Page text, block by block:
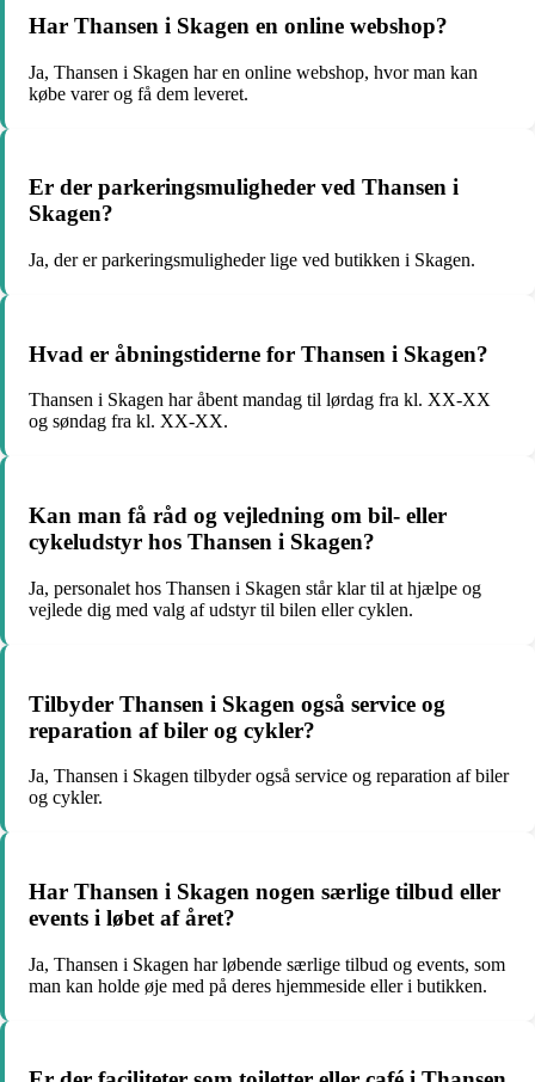
Har Thansen i Skagen en online webshop?
Ja, Thansen i Skagen har en online webshop, hvor man kan
købe varer og få dem leveret.
Er der parkeringsmuligheder ved Thansen i
Skagen?
Ja, der er parkeringsmuligheder lige ved butikken i Skagen.
Hvad er åbningstiderne for Thansen i Skagen?
Thansen i Skagen har åbent mandag til lørdag fra kl. XX-XX
og søndag fra kl. XX-XX.
Kan man få råd og vejledning om bil- eller
cykeludstyr hos Thansen i Skagen?
Ja, personalet hos Thansen i Skagen står klar til at hjælpe og
vejlede dig med valg af udstyr til bilen eller cyklen.
Tilbyder Thansen i Skagen også service og
reparation af biler og cykler?
Ja, Thansen i Skagen tilbyder også service og reparation af biler
og cykler.
Har Thansen i Skagen nogen særlige tilbud eller
events i løbet af året?
Ja, Thansen i Skagen har løbende særlige tilbud og events, som
man kan holde øje med på deres hjemmeside eller i butikken.